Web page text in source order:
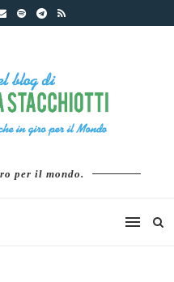
per il mondo.